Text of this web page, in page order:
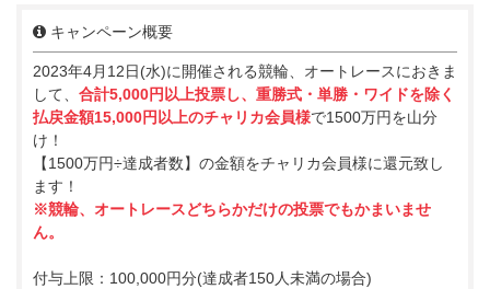
キャンペーン概要
2023年4月12日(水)に開催される競輪、オートレースにおきま
して、 合計5,000円以上投票し、重勝式・単勝・ワイドを除く
払戻金額15,000円以上のチャリカ会員様で1500万円を山分
け！
【1500万円÷達成者数】の金額をチャリカ会員様に還元致し
ます！
※競輪、オートレースどちらかだけの投票でもかまいませ
ん。
付与上限：100,000円分(達成者150人未満の場合)